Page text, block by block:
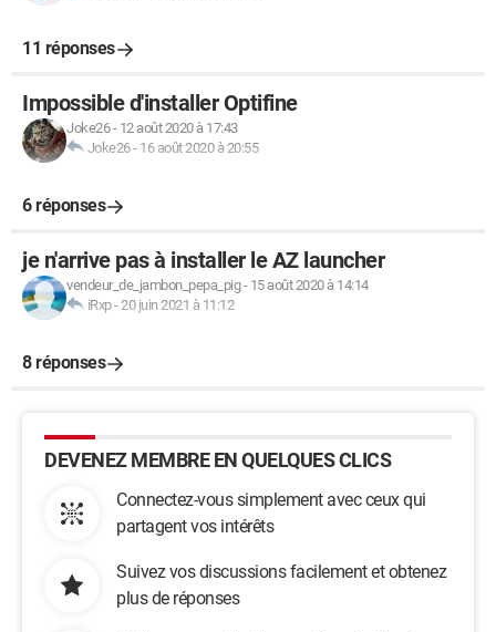
11 réponses
Impossible d'installer Optifine
Joke26- 12 août 2020 à 17:43
Joke26- 16 août 2020 à 20:55
6 réponses
je n'arrive pas à installer le AZ launcher
vendeur_de_jambon_pepa_pig- 15 août 2020 à 14:14
iRxp-20 juin 2021 à 11:12
8 réponses
DEVENEZ MEMBRE EN QUELQUES CLICS
Connectez-vous simplement avec ceux qui
partagent vos intérêts
Suivez vos discussions facilement et obtenez
plus de réponses